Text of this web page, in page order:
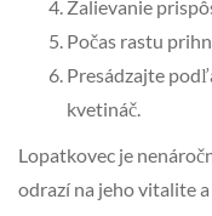
Zalievanie
Počas rastu
Presádzajte
kvetináč.
Lopatkovec je
odrazí na jeho vitalite